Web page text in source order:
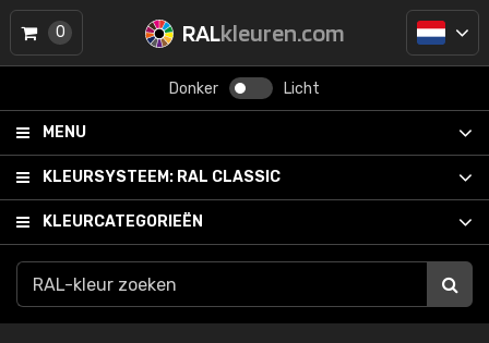
RALkleuren.com
Donker Licht
MENU
KLEURSYSTEEM: RAL CLASSIC
KLEURCATEGORIEËN
0